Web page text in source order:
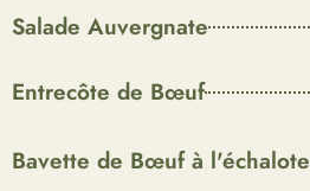
Salade Auvergnate
Entrecôte de Bœuf
Bavette de Bœuf à l'échalote